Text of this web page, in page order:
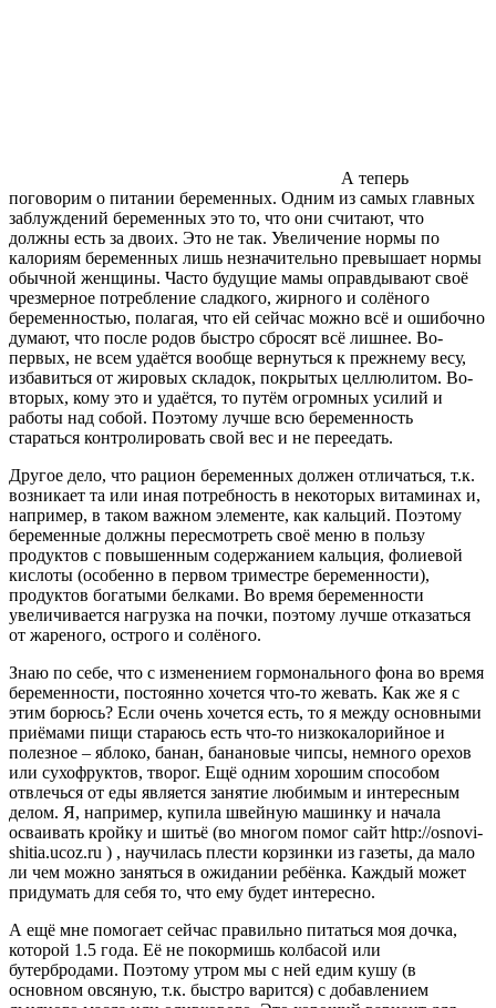
А теперь
поговорим о питании беременных. Одним из самых главных
заблуждений беременных это то, что они считают, что
должны есть за двоих. Это не так. Увеличение нормы по
калориям беременных лишь незначительно превышает нормы
обычной женщины. Часто будущие мамы оправдывают своё
чрезмерное потребление сладкого, жирного и солёного
беременностью, полагая, что ей сейчас можно всё и ошибочно
думают, что после родов быстро сбросят всё лишнее. Во-
первых, не всем удаётся вообще вернуться к прежнему весу,
избавиться от жировых складок, покрытых целлюлитом. Во-
вторых, кому это и удаётся, то путём огромных усилий и
работы над собой. Поэтому лучше всю беременность
стараться контролировать свой вес и не переедать.
Другое дело, что рацион беременных должен отличаться, т.к.
возникает та или иная потребность в некоторых витаминах и,
например, в таком важном элементе, как кальций. Поэтому
беременные должны пересмотреть своё меню в пользу
продуктов с повышенным содержанием кальция, фолиевой
кислоты (особенно в первом триместре беременности),
продуктов богатыми белками. Во время беременности
увеличивается нагрузка на почки, поэтому лучше отказаться
от жареного, острого и солёного.
Знаю по себе, что с изменением гормонального фона во время
беременности, постоянно хочется что-то жевать. Как же я с
этим борюсь? Если очень хочется есть, то я между основными
приёмами пищи стараюсь есть что-то низкокалорийное и
полезное – яблоко, банан, банановые чипсы, немного орехов
или сухофруктов, творог. Ещё одним хорошим способом
отвлечься от еды является занятие любимым и интересным
делом. Я, например, купила швейную машинку и начала
осваивать кройку и шитьё (во многом помог сайт http://osnovi-
shitia.ucoz.ru ) , научилась плести корзинки из газеты, да мало
ли чем можно заняться в ожидании ребёнка. Каждый может
придумать для себя то, что ему будет интересно.
А ещё мне помогает сейчас правильно питаться моя дочка,
которой 1.5 года. Её не покормишь колбасой или
бутербродами. Поэтому утром мы с ней едим кушу (в
основном овсяную, т.к. быстро варится) с добавлением